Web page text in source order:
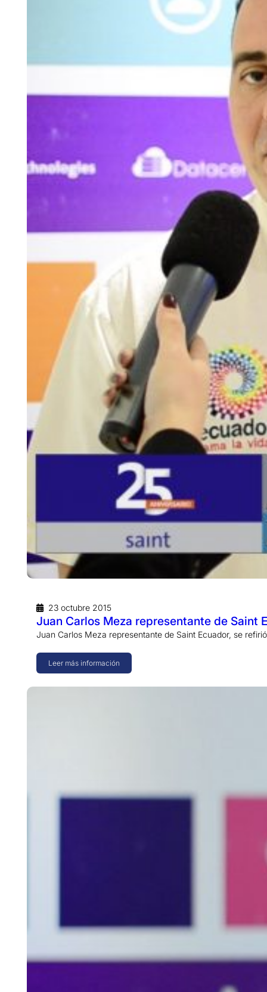
23 octubre 2015
Juan Carlos Meza representante de Saint
Juan Carlos Meza representante de Saint Ecuador, se
Leer más información